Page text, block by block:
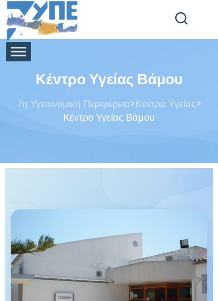
End Header Section -->
Κέντρο Υγείας Βάμου
7η Υγειονομική Περιφέρεια>Κέντρα Υγείας>
Κέντρο Υγείας Βάμου